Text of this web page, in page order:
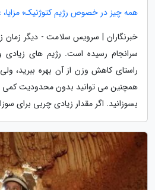
همه چیز در خصوص رژیم کتوژنیک؛ مزایا،
خبرنگاران | سرویس سلامت - دیگر زمان
سرانجام رسیده است. رژیم های زیادی
راستای کاهش وزن از آن بهره ببرید،
همچنین می توانید بدون محدودیت کمی
بسوزانید. اگر مقدار زیادی چربی برای